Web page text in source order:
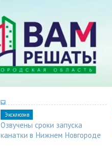
Эксклюзив
Озвучены сроки запуска
канатки в Нижнем Новгороде